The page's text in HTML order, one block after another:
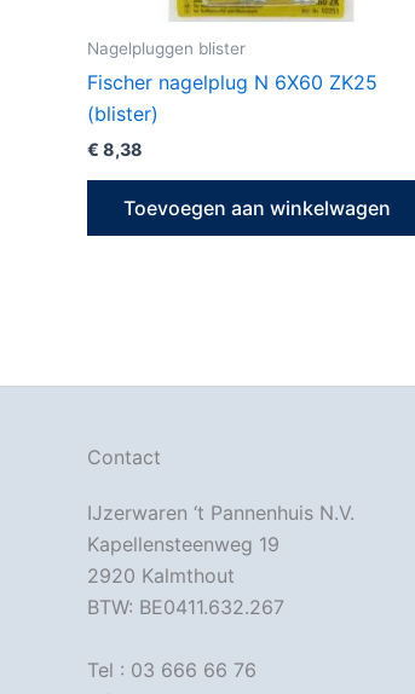
Nagelpluggen blister
Fischer nagelplug N 6X60 ZK25
(blister)
€ 8,38
Toevoegen aan winkelwagen
Contact
IJzerwaren ‘t Pannenhuis N.V.
Kapellensteenweg 19
2920 Kalmthout
BTW: BE0411.632.267
Tel : 03 666 66 76